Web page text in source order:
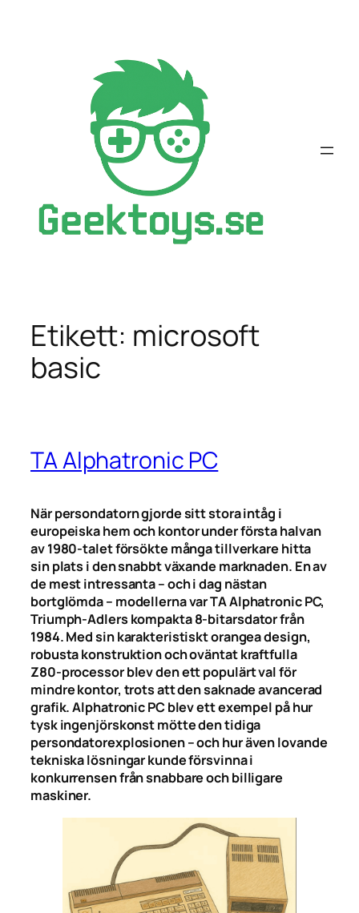
Etikett: microsoft
basic
TA Alphatronic PC
När persondatorn gjorde sitt stora intåg i
europeiska hem och kontor under första halvan
av 1980-talet försökte många tillverkare hitta
sin plats i den snabbt växande marknaden. En av
de mest intressanta – och i dag nästan
bortglömda – modellerna var TA Alphatronic PC,
Triumph-Adlers kompakta 8-bitarsdator från
1984. Med sin karakteristiskt orangea design,
robusta konstruktion och oväntat kraftfulla
Z80-processor blev den ett populärt val för
mindre kontor, trots att den saknade avancerad
grafik. Alphatronic PC blev ett exempel på hur
tysk ingenjörskonst mötte den tidiga
persondatorexplosionen – och hur även lovande
tekniska lösningar kunde försvinna i
konkurrensen från snabbare och billigare
maskiner.